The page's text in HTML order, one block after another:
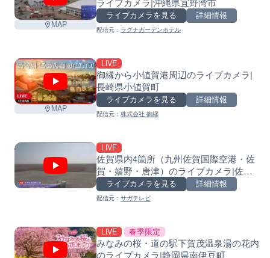
MAP
ライブカメラを見る 詳細情報
配信元： ラグナガーデンホテル
MAP
LIVE
御縁から小値賀港周辺のライブカメラ|
長崎県小値賀町
ライブカメラを見る 詳細情報
配信元： 株式会社 御縁
LIVE
佐賀県内4箇所（九州佐賀国際空港・佐
賀・嬉野・唐津）のライブカメラ|佐賀
県
ライブカメラを見る 詳細情報
配信元： サガテレビ
LIVE 春季限定
みなみの桜・道の駅下賀茂温泉湯の花内
のライブカメラ|静岡県南伊豆町